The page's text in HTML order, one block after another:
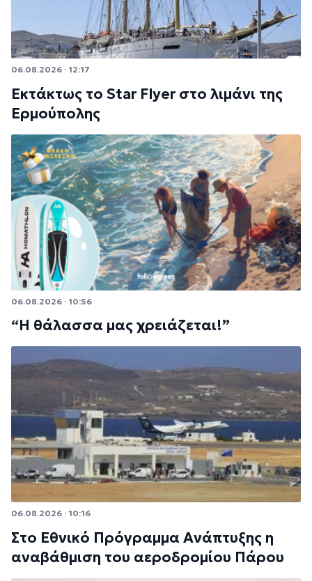
06.08.2026 · 12:17
Εκτάκτως το Star Flyer στο λιμάνι της
Ερμούπολης
06.08.2026 · 10:56
“Η θάλασσα μας χρειάζεται!”
06.08.2026 · 10:16
Στο Εθνικό Πρόγραμμα Ανάπτυξης η
αναβάθμιση του αεροδρομίου Πάρου